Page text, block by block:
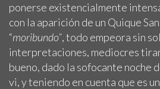
ponerse existencialmente
con la aparición de un Quique
“moribundo”, todo empeora sin
interpretaciones, mediocres
bueno, dado la sofocante noche
vi, y teniendo en cuenta que es